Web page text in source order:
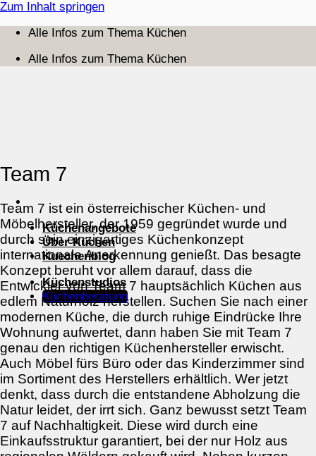
Zum Inhalt springen
Alle Infos zum Thema Küchen
Alle Infos zum Thema Küchen
Küchenangebote
Über Küchen
Kuechenblog
Küchenstudios
Küchenberatung
Team 7
Team 7 ist ein österreichischer Küchen- und
Möbelhersteller, der 1959 gegründet wurde und
durch sein einzigartiges Küchenkonzept
internationale Anerkennung genießt. Das besagte
Konzept beruht vor allem darauf, dass die
Entwickler von Team 7 hauptsächlich Küchen aus
edlem Naturholz herstellen. Suchen Sie nach einer
modernen Küche, die durch ruhige Eindrücke Ihre
Wohnung aufwertet, dann haben Sie mit Team 7
genau den richtigen Küchenhersteller erwischt.
Auch Möbel fürs Büro oder das Kinderzimmer sind
im Sortiment des Herstellers erhältlich. Wer jetzt
denkt, dass durch die entstandene Abholzung die
Natur leidet, der irrt sich. Ganz bewusst setzt Team
7 auf Nachhaltigkeit. Diese wird durch eine
Einkaufsstruktur garantiert, bei der nur Holz aus